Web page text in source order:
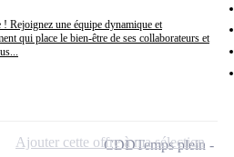
Rejoignez une équipe dynamique et
qui place le bien-être de ses collaborateurs et
CDDTemps plein
Ajouter cette offre à ma sélection